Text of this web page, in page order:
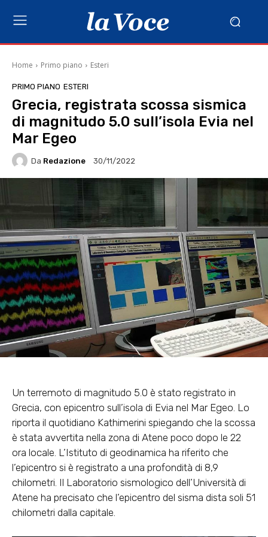
Home Primo piano Esteri
PRIMO PIANO ESTERI
Grecia, registrata scossa sismica
di magnitudo 5.0 sull’isola Evia nel
Mar Egeo
Da Redazione 30/11/2022
Un terremoto di magnitudo 5.0 è stato registrato in
Grecia, con epicentro sull’isola di Evia nel Mar Egeo . Lo
riporta il quotidiano Kathimerini spiegando che la scossa
è stata avvertita nella zona di Atene poco dopo le 22
ora locale. L’Istituto di geodinamica ha riferito che
l’epicentro si è registrato a una profondità di 8,9
chilometri. Il Laboratorio sismologico dell’Università di
Atene ha precisato che l’epicentro del sisma dista soli 51
chilometri dalla capitale.